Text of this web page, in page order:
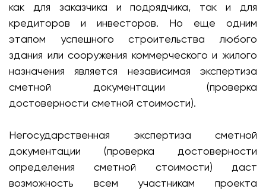
как для заказчика и подрядчика, так и для
кредиторов и инвесторов. Но еще одним
этапом успешного строительства любого
здания или сооружения коммерческого и жилого
назначения является независимая экспертиза
сметной документации (проверка
достоверности сметной стоимости).
Негосударственная экспертиза сметной
документации (проверка достоверности
определения сметной стоимости) даст
возможность всем участникам проекта